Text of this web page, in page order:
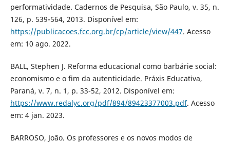
performatividade. Cadernos de Pesquisa, São Paulo, v. 35, n.
126, p. 539-564, 2013. Disponível em:
https://publicacoes.fcc.org.br/cp/article/view/447. Acesso
em: 10 ago. 2022.
BALL, Stephen J. Reforma educacional como barbárie social:
economismo e o fim da autenticidade. Práxis Educativa,
Paraná, v. 7, n. 1, p. 33-52, 2012. Disponível em:
https://www.redalyc.org/pdf/894/89423377003.pdf. Acesso
em: 4 jan. 2023.
BARROSO, João. Os professores e os novos modos de